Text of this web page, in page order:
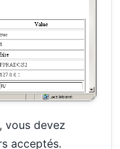
vous devez
acceptés.